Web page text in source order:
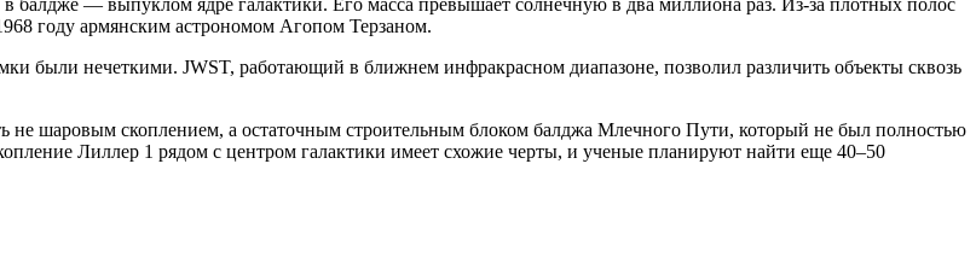
году армянским астрономом Агопом Терзаном.
были нечеткими. JWST, работающий в ближнем инфракрасном диапазоне, позволил различить объекты сквозь
не шаровым скоплением, а остаточным строительным блоком балджа Млечного Пути, который не был полностью
Лиллер 1 рядом с центром галактики имеет схожие черты, и ученые планируют найти еще 40–50